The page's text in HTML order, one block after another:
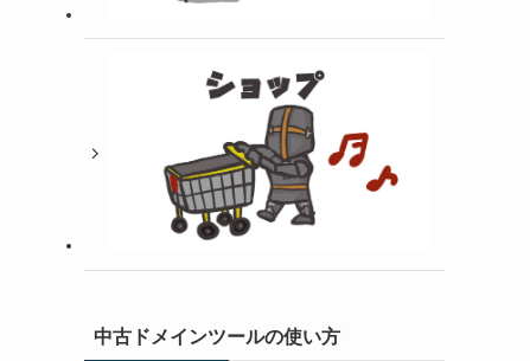
中古ドメインツールの使い方